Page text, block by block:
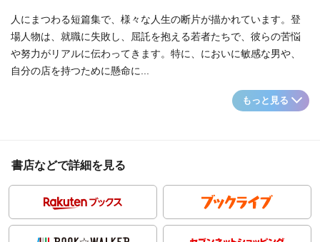
人にまつわる短篇集で、様々な人生の断片が描かれています。登
場人物は、就職に失敗し、屈託を抱える若者たちで、彼らの苦悩
や努力がリアルに伝わってきます。特に、においに敏感な男や、
自分の店を持つために懸命に...
もっと見る
書店などで詳細を見る